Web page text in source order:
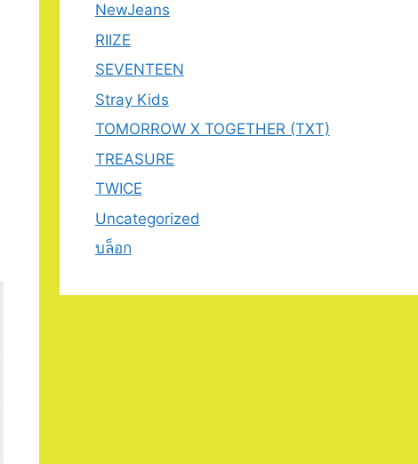
NewJeans
RIIZE
SEVENTEEN
Stray Kids
TOMORROW X TOGETHER (TXT)
TREASURE
TWICE
Uncategorized
บล็อก